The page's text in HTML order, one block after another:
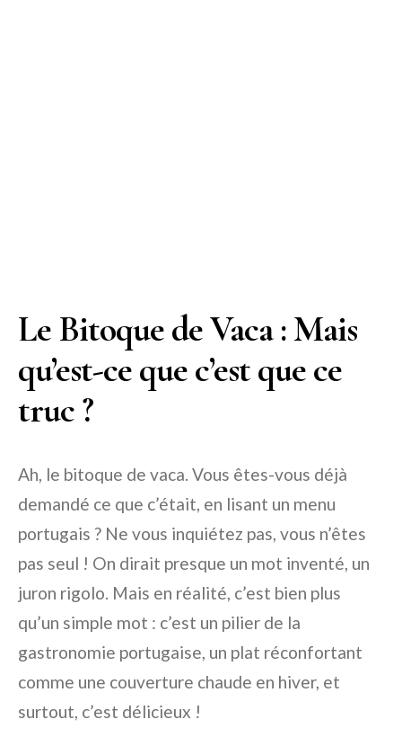
Le Bitoque de Vaca : Mais
qu’est-ce que c’est que ce
truc ?
Ah, le bitoque de vaca. Vous êtes-vous déjà
demandé ce que c’était, en lisant un menu
portugais ? Ne vous inquiétez pas, vous n’êtes
pas seul ! On dirait presque un mot inventé, un
juron rigolo. Mais en réalité, c’est bien plus
qu’un simple mot : c’est un pilier de la
gastronomie portugaise, un plat réconfortant
comme une couverture chaude en hiver, et
surtout, c’est délicieux !